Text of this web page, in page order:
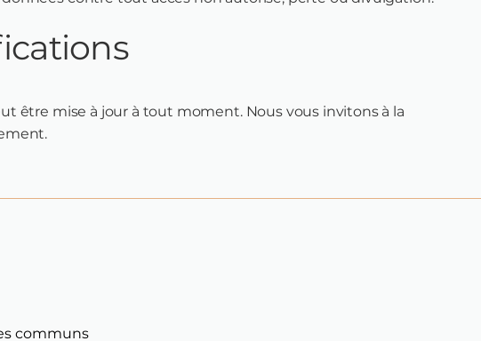
être mise à jour à tout moment. Nous vous invitons à la
communs